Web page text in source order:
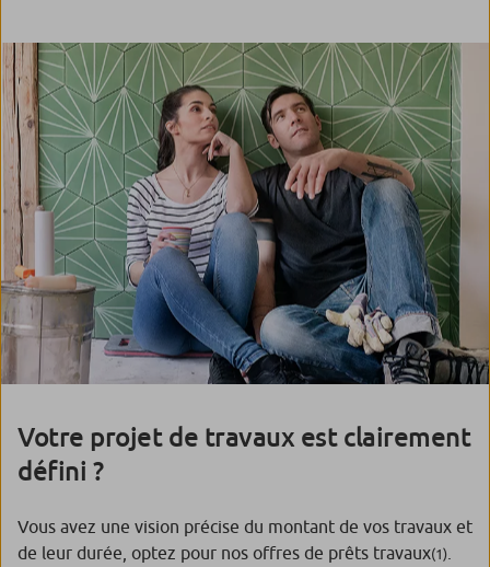
Votre projet de travaux est clairement
défini ?
Vous avez une vision précise du montant de vos travaux et
de leur durée, optez pour nos offres de prêts travaux(1)